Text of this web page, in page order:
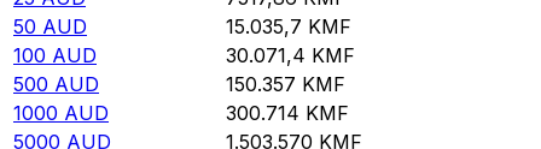
50 AUD 15.035,7 KMF
100 AUD 30.071,4 KMF
500 AUD 150.357 KMF
1000 AUD 300.714 KMF
5000 AUD 1.503.570 KMF